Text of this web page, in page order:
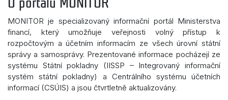
O portálu MONITOR
MONITOR je specializovaný informační portál Ministerstva
financí, který umožňuje veřejnosti volný přístup k
rozpočtovým a účetním informacím ze všech úrovní státní
správy a samosprávy. Prezentované informace pocházejí ze
systému Státní pokladny (IISSP – Integrovaný informační
systém státní pokladny) a Centrálního systému účetních
informací (CSÚIS) a jsou čtvrtletně aktualizovány.